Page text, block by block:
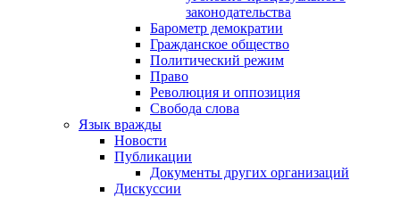
законодательства
Барометр демократии
Гражданское общество
Политический режим
Право
Революция и оппозиция
Свобода слова
Язык вражды
Новости
Публикации
Документы других организаций
Дискуссии